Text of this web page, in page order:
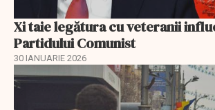
Xi taie legătura cu veteranii
Partidului Comunist
30 IANUARIE 2026